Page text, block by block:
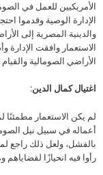
الأمريكيين للعمل في
الإدارة الوصية وقدموا
والدينية المصرية إلى
الاستعمار وافقت
الأراضي الصومالية والقيام
اغتيال كمال الدين:
لم يكن الاستعمار مطمئنًا
أعماله في سبيل نيل
بالفشل، ولعل ذلك راجع
رأوا فيه انحيازًا